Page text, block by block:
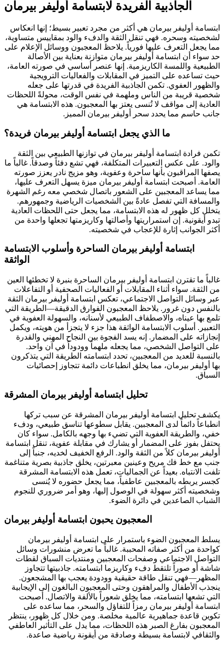
الجاذبية الفريدة لابتسامة أوليفر بيرمان
ابتسامة أوليفر بيرمان هي أكثر من مجرد تعبير بسيط؛ إنها انعكاس
لشخصيته وسحره. فهي تنقل الثقة والدفء والود بمقاييس متساوية،
مما يجعل التعرف عليها فورياً. يلاحظ المعجبون ووسائل الإعلام على
حد سواء أن ابتسامة أوليفر بيرمان متوازنة بعناية بين الأصالة
الطبيعية واللمسة الكاريزمية. إنها عنصر أساسي في صورته العامة،
حيث تساعده على التميز في المقابلات والفعاليات الترويجية
والظهور العفوي. تكمن الجاذبية الفريدة في قدرتها على جعله
شخصية قريبة من الناس وملهمة في نفس الوقت، محولةً اللحظات
العادية إلى مواقف لا تُنسى يعتز بها المعجبون. هذه الابتسامة هي
جانب حاسم مما يحدد سحر أوليفر بيرمان المميز.
ما الذي يجعل ابتسامة أوليفر بيرمان فريدة؟
تكمن فرادة ابتسامة أوليفر بيرمان في توازنها الطبيعي بين الثقة
والود. على عكس التعبيرات المتكلفة، فهي تشع دفئاً وصدقاً. غالباً ما
يصفها المراقبون بأنها ساحرة وعفوية، وهو مزيج نادر يعزز صورته
العامة. أصبحت ابتسامة أوليفر بيرمان ميزة يسهل التعرف عليها،
مما يساعد المعجبين على الشعور باتصال شخصي معه رغم الشهرة
والمسافة التي تفصل عادةً بين الشخصيات الرياضية وجمهورهم.
يتخلل كل ظهور له هذه الابتسامة، مما يجعل حتى اللحظات العادية
تبدو أيقونية. إن استمراريتها وأصالتها وكاريزمتها تجعلها واحدة من
أكثر الجوانب إثارة للإعجاب في شخصيته.
ابتسامة أوليفر بيرمان الساحرة وأسلوب الابتسامة
الواثقة
غالباً ما تقترن ابتسامة أوليفر بيرمان الساحرة بنبرة لا تخطئها العين
من الثقة. سواء أثناء المقابلات أو الفعاليات الصحفية أو التفاعلات
عبر وسائل التواصل الاجتماعي، تعكس ابتسامة أوليفر بيرمان الثقة
بالنفس دون غرور. يلاحظ المعجبون الفوارق الدقيقة—الطريقة التي
تلمع بها عيناه، والاصطفاف الطبيعي لأسنانه، والسهولة العفوية في
التعبير. أسلوب الابتسامة الواثقة هذا جزء لا يتجزأ من هويته، ويكمل
إنجازاته على المضمار. إنه يسد الفجوة بين النجاح المهني والقدرة
على التواصل الشخصي، مما يجعله ملهماً وودوداً في آن واحد.
بالنسبة للعديد من المعجبين، تحدد ابتسامته الطريقة التي يتذكرون
بها أوليفر بيرمان، مما يخلق انطباعات دائمة تتجاوز إحصائيات
السباق.
تحليل ابتسامة أوليفر بيرمان المشرقة
يكشف تحليل ابتسامة أوليفر بيرمان المشرقة عن سبب تركها
انطباعاً دائماً لدى المعجبين. يقابل سطوعها تناسق طبيعي، ودفء
خفي، والطريقة العفوية التي تضيء بها وجهه بالكامل. سواء كان
يحتفل بفوز على المضمار أو يشارك في مقابلة عفوية، تنقل ابتسامة
أوليفر بيرمان كلاً من الثقة والود. الرفع الخفيف لخديه، جنباً إلى
جنب مع خط فك مريح وعينين معبرتين، يخلق جاذبية بصرية متناغمة
تلفت الانتباه. بعيداً عن الجماليات، تعمل هذه الابتسامة المشرقة
كجسر يربطه بالمعجبين عاطفياً، مما يجعل حضوره لا يُنسى
وشخصيته أكثر سهولة في الوصول إليها، وهو أمر ضروري للنجوم
الشباب الصاعدين في دائرة الضوء.
المعجبون يحبون ابتسامة أوليفر بيرمان
يسلط المعجبون الضوء باستمرار على ابتسامة أوليفر بيرمان
كواحدة من أكثر صفاته المحببة. غالباً ما تعرض منشورات وسائل
التواصل الاجتماعي وصفحات المعجبين ومنتديات السباق لقطات
شاشة أو صوراً تلتقط دفء وكاريزما ابتسامته. جاذبيتها تتجاوز
المظهر—فهي تنقل طاقة حقيقية وودودة يعجب بها المشجعون.
ينجذب الأطفال والمراهقون وحتى المعجبون البالغون إلى الإيجابية
التي تشعها ابتسامته، مما يخلق شعوراً بالألفة والاتصال. أصبحت
ابتسامة أوليفر بيرمان رمزاً للتفاؤل والسحر، مما ساعده على
تكوين قاعدة جماهيرية عالمية مخلصة. ومن خلال كل ظهور، ينتظر
المعجبون بفارغ الصبر هذه اللحظات، مما يدل على التأثير العاطفي
والثقافي لابتسامة بسيطة وصادقة من أيقونة رياضية صاعدة.